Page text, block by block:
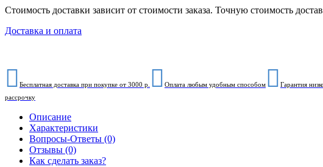
Стоимость доставки зависит от стоимости заказа. Точную стоимость
Доставка и оплата
Бесплатная доставка при покупке от 3000 р. Оплата любым удобным способом Гарантия
рассрочку
Описание
Характеристики
Вопросы-Ответы (0)
Отзывы (0)
Как сделать заказ?